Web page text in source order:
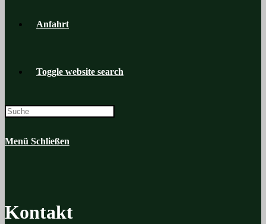
Anfahrt
Toggle website search
Menü Schließen
Kontakt